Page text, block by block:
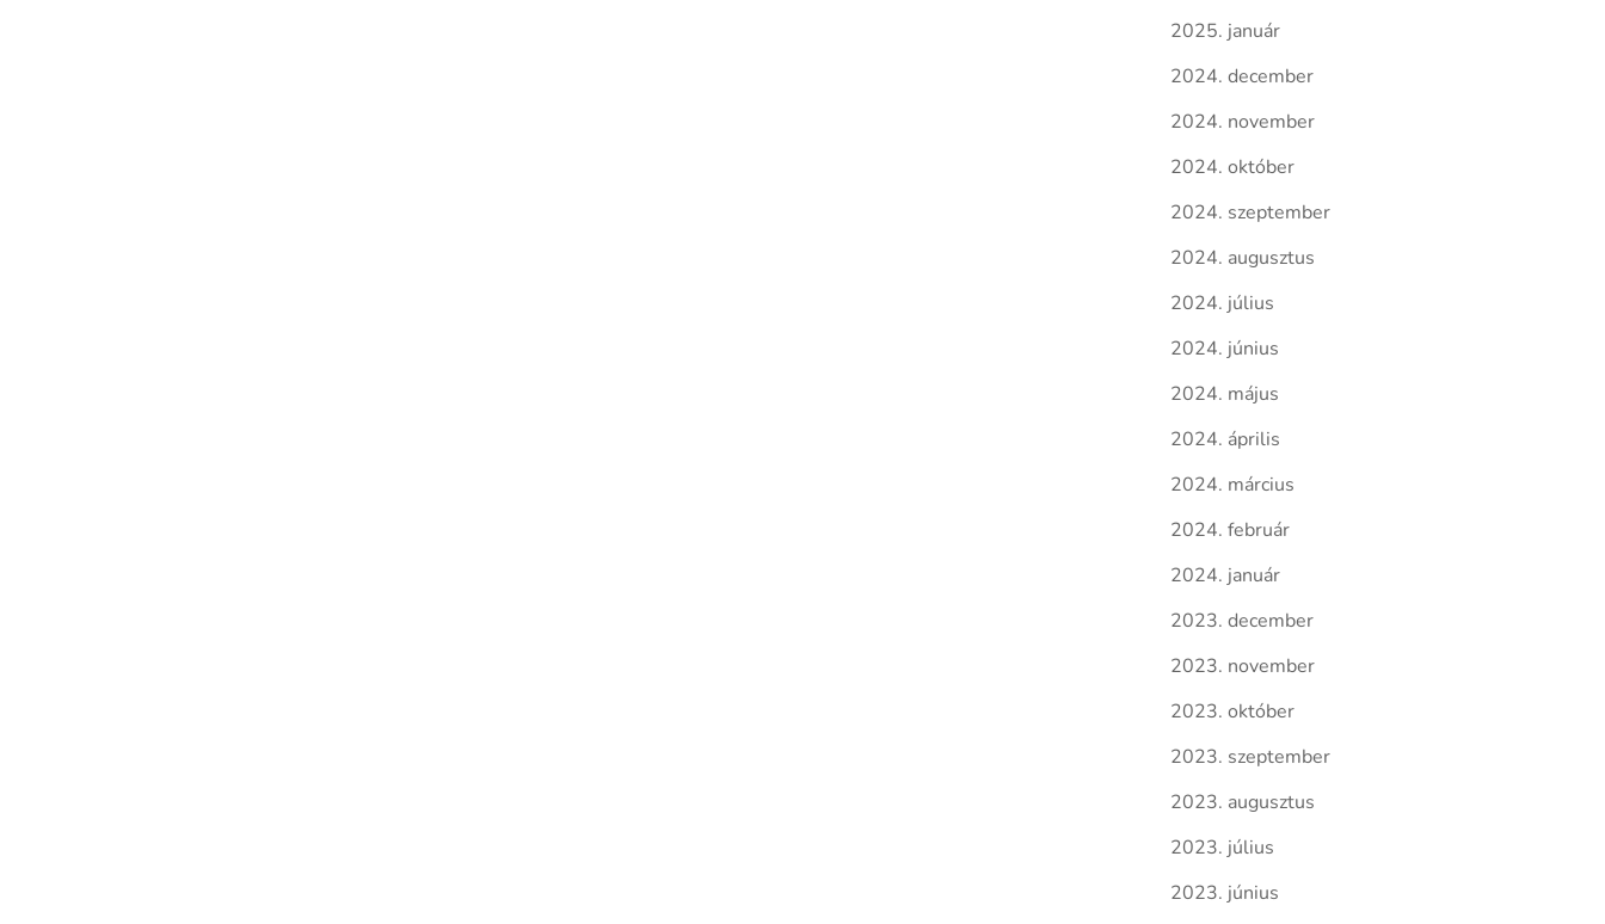
2025. január
2024. december
2024. november
2024. október
2024. szeptember
2024. augusztus
2024. július
2024. június
2024. május
2024. április
2024. március
2024. február
2024. január
2023. december
2023. november
2023. október
2023. szeptember
2023. augusztus
2023. július
2023. június